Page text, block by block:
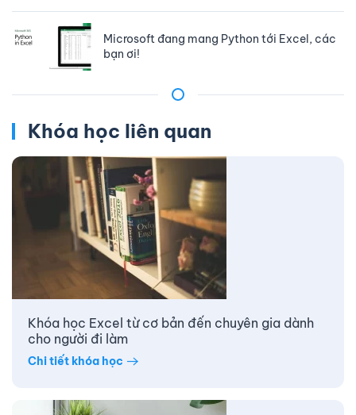
Microsoft đang mang Python tới Excel, các
bạn ơi!
Khóa học liên quan
Khóa học Excel từ cơ bản đến chuyên gia dành
cho người đi làm
Chi tiết khóa học